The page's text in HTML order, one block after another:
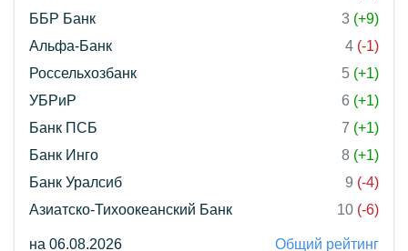
ББР Банк
3 (+9)
Альфа-Банк
4 (-1)
Россельхозбанк
5 (+1)
УБРиР
6 (+1)
Банк ПСБ
7 (+1)
Банк Инго
8 (+1)
Банк Уралсиб
9 (-4)
Азиатско-Тихоокеанский Банк
10 (-6)
на 06.08.2026 Общий рейтинг